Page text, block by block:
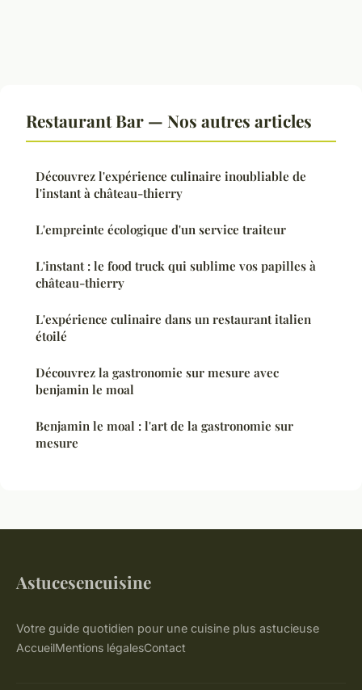
Restaurant Bar — Nos autres articles
Découvrez l'expérience culinaire inoubliable de
l'instant à château-thierry
L'empreinte écologique d'un service traiteur
L'instant : le food truck qui sublime vos papilles à
château-thierry
L'expérience culinaire dans un restaurant italien
étoilé
Découvrez la gastronomie sur mesure avec
benjamin le moal
Benjamin le moal : l'art de la gastronomie sur
mesure
Astucesencuisine
Votre guide quotidien pour une cuisine plus astucieuse
AccueilMentions légalesContact